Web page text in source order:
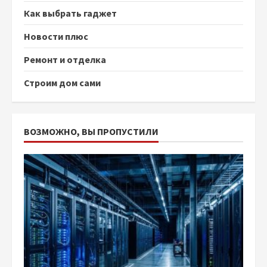
Как выбрать гаджет
Новости плюс
Ремонт и отделка
Строим дом сами
ВОЗМОЖНО, ВЫ ПРОПУСТИЛИ